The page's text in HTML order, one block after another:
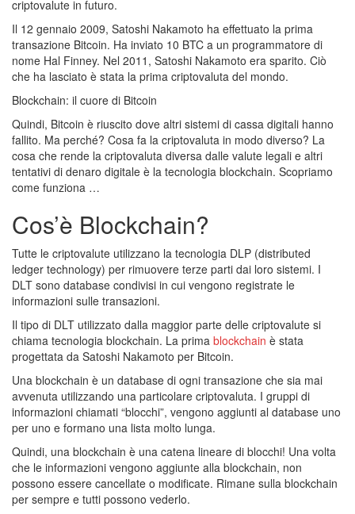
criptovalute in futuro.
Il 12 gennaio 2009, Satoshi Nakamoto ha effettuato la prima
transazione Bitcoin. Ha inviato 10 BTC a un programmatore di
nome Hal Finney. Nel 2011, Satoshi Nakamoto era sparito. Ciò
che ha lasciato è stata la prima criptovaluta del mondo.
Blockchain: il cuore di Bitcoin
Quindi, Bitcoin è riuscito dove altri sistemi di cassa digitali hanno
fallito. Ma perché? Cosa fa la criptovaluta in modo diverso? La
cosa che rende la criptovaluta diversa dalle valute legali e altri
tentativi di denaro digitale è la tecnologia blockchain. Scopriamo
come funziona …
Cos’è Blockchain?
Tutte le criptovalute utilizzano la tecnologia DLP (distributed
ledger technology) per rimuovere terze parti dai loro sistemi. I
DLT sono database condivisi in cui vengono registrate le
informazioni sulle transazioni.
Il tipo di DLT utilizzato dalla maggior parte delle criptovalute si
chiama tecnologia blockchain. La prima blockchain è stata
progettata da Satoshi Nakamoto per Bitcoin.
Una blockchain è un database di ogni transazione che sia mai
avvenuta utilizzando una particolare criptovaluta. I gruppi di
informazioni chiamati “blocchi”, vengono aggiunti al database uno
per uno e formano una lista molto lunga.
Quindi, una blockchain è una catena lineare di blocchi! Una volta
che le informazioni vengono aggiunte alla blockchain, non
possono essere cancellate o modificate. Rimane sulla blockchain
per sempre e tutti possono vederlo.